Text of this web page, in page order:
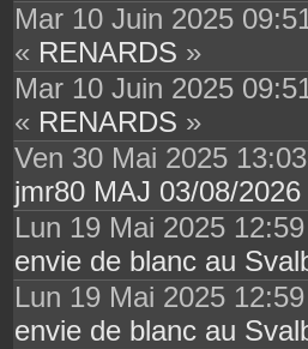
Mar 10 Juin 2025
« RENARDS »
Mar 10 Juin 2025
« RENARDS »
Ven 30 Mai 2025
jmr80 MAJ 03/08/
Lun 19 Mai 2025
envie de blanc au
Lun 19 Mai 2025
envie de blanc au